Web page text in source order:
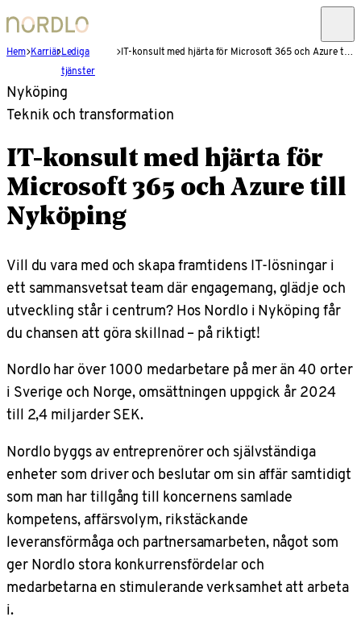
Hem KarriärLediga
tjänster
IT-konsult med hjärta för Microsoft 365 och Azure till Nyköping
Nyköping
Teknik och transformation
IT-konsult med hjärta för
Microsoft 365 och Azure till
Nyköping
Vill du vara med och skapa framtidens IT-lösningar i
ett sammansvetsat team där engagemang, glädje och
utveckling står i centrum? Hos Nordlo i Nyköping får
du chansen att göra skillnad – på riktigt!
Nordlo har över 1000 medarbetare på mer än 40 orter
i Sverige och Norge, omsättningen uppgick år 2024
till 2,4 miljarder SEK.
Nordlo byggs av entreprenörer och självständiga
enheter som driver och beslutar om sin affär samtidigt
som man har tillgång till koncernens samlade
kompetens, affärsvolym, rikstäckande
leveransförmåga och partnersamarbeten, något som
ger Nordlo stora konkurrensfördelar och
medarbetarna en stimulerande verksamhet att arbeta
i.